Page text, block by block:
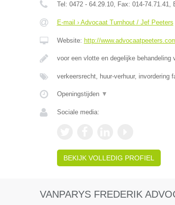
Tel: 0472 - 64.29.10, Fax: 014-74.71.41,
E-mail › Advocaat Turnhout / Jef Peeters
Website: http://
voor een vlotte en degelijke behandeling
verkeersrecht, huur-verhuur, invordering
Openingstijden ▼
Sociale media:
BEKIJK VOLLEDIG PROFIEL
VANPARYS FREDERIK